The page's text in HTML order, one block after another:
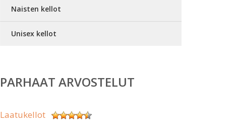
Naisten kellot
Unisex kellot
PARHAAT ARVOSTELUT
Laatukellot